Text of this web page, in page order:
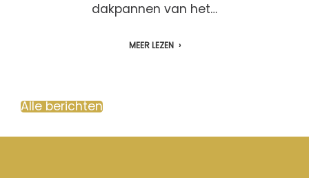
dakpannen van het…
MEER LEZEN
Alle berichten